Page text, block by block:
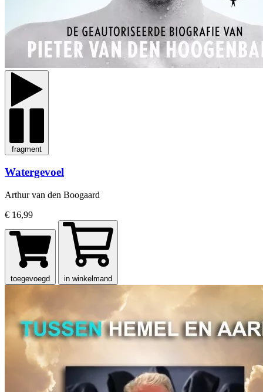
fragment
Watergevoel
Arthur van den Boogaard
€ 16,99
toegevoegd in winkelmand